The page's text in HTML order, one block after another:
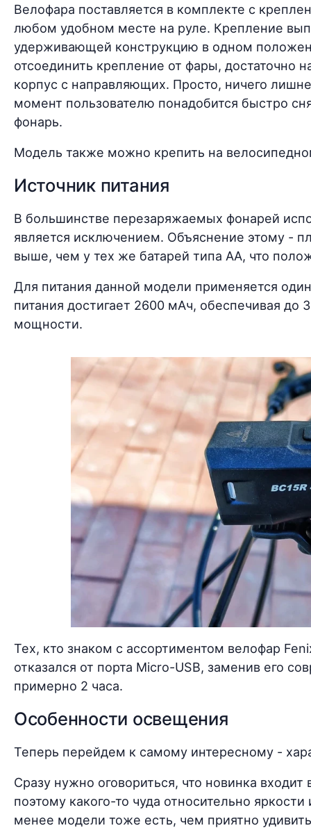
Велофара поставляется в комплекте с
любом удобном месте на руле. Крепление
удерживающей конструкцию в одном
отсоединить крепление от фары,
корпус с направляющих. Просто, ничего
момент пользователю понадобится быстро
фонарь.
Модель также можно крепить на
Источник питания
В большинстве перезаряжаемых фонарей
является исключением. Объяснение этому -
выше, чем у тех же батарей типа АА, что
Для питания данной модели применяется
питания достигает 2600 мАч, обеспечивая до
мощности.
Тех, кто знаком с ассортиментом велофар
отказался от порта Micro-USB, заменив его
примерно 2 часа.
Особенности освещения
Теперь перейдем к самому интересному -
Сразу нужно оговориться, что новинка
поэтому какого-то чуда относительно
менее модели тоже есть, чем приятно